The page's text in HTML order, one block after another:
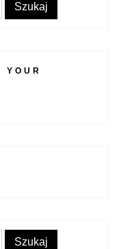
Szukaj
YOUR
Szukaj